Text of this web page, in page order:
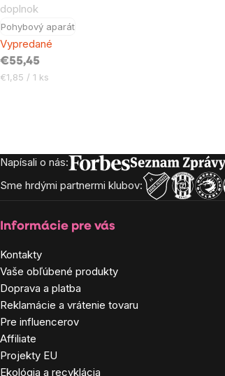
doplnok
Pohybový aparát
Vypredané
€55,45
Jednotková
€1,85 / 1 ks
prvky
Zápätie
Napísali o nás:
Sme hrdými partnermi klubov:
Informácie pre vás
Kontakty
Vaše obľúbené produkty
Doprava a platba
Reklamácie a vrátenie tovaru
Pre influencerov
Affiliate
Projekty EU
Ekológia a recyklácia